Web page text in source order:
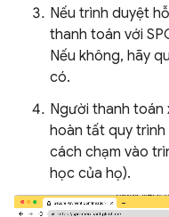
Nếu trình duyệt
thanh toán với
Nếu không, hãy
có.
Người thanh toán
hoàn tất quy
cách chạm vào
học của họ).